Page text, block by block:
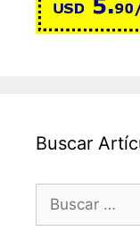
Buscar